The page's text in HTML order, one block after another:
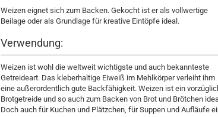
Weizen eignet sich zum Backen. Gekocht ist er als vollwertige
Beilage oder als Grundlage für kreative Eintöpfe ideal.
Verwendung:
Weizen ist wohl die weltweit wichtigste und auch bekannteste
Getreideart. Das kleberhaltige Eiweiß im Mehlkörper verleiht ihm
eine außerordentlich gute Backfähigkeit. Weizen ist ein
Brotgetreide und so auch zum Backen von Brot und Brötchen
Doch auch für Kuchen und Plätzchen, für Suppen und Aufläufe